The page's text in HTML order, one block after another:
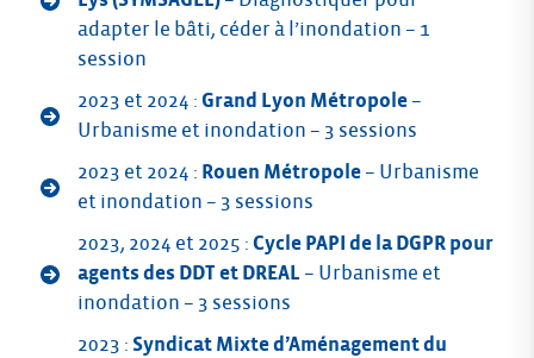
adapter le bâti, céder à l’inondation – 1
session
2023 et 2024 : Grand Lyon Métropole –
Urbanisme et inondation – 3 sessions
2023 et 2024 : Rouen Métropole – Urbanisme
et inondation – 3 sessions
2023, 2024 et 2025 : Cycle PAPI de la DGPR pour
agents des DDT et DREAL – Urbanisme et
inondation – 3 sessions
2023 : Syndicat Mixte d’Aménagement du